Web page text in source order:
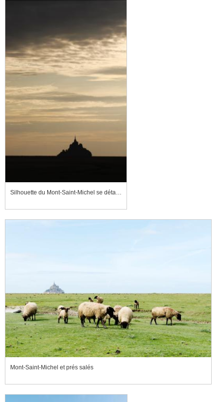
Silhouette du Mont-Saint-Michel se détachant sur le ciel, au coucher de soleil
Mont-Saint-Michel et prés salés